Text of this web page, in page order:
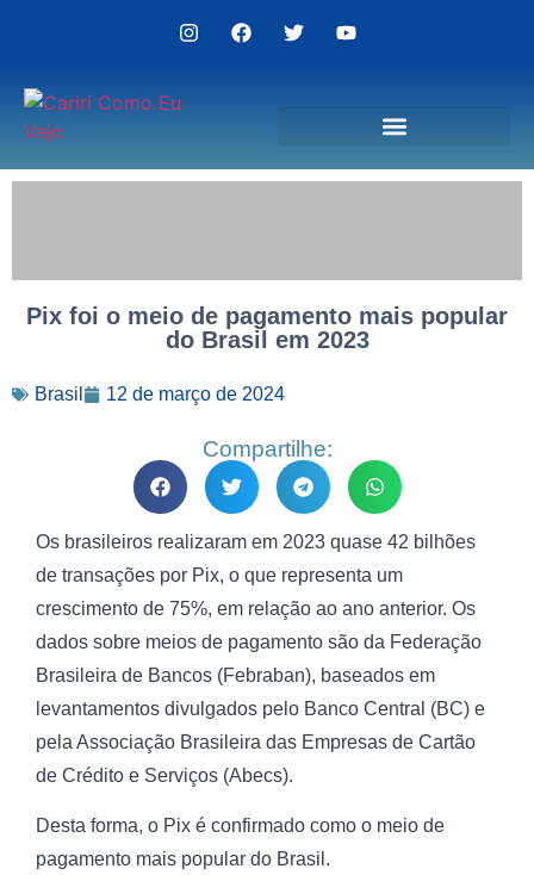
Pix foi o meio de pagamento mais popular
do Brasil em 2023
Brasil 12 de março de 2024
Compartilhe:
Os brasileiros realizaram em 2023 quase 42 bilhões
de transações por Pix, o que representa um
crescimento de 75%, em relação ao ano anterior. Os
dados sobre meios de pagamento são da Federação
Brasileira de Bancos (Febraban), baseados em
levantamentos divulgados pelo Banco Central (BC) e
pela Associação Brasileira das Empresas de Cartão
de Crédito e Serviços (Abecs).
Desta forma, o Pix é confirmado como o meio de
pagamento mais popular do Brasil.